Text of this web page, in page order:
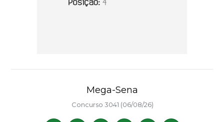
Mega-Sena
Concurso 3041 (06/08/26)